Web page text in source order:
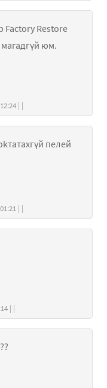
Factory Restore
магадгүй юм.
хэзээ бичсэн: 2017-08-12 12:24 | |
пелей
Зочин хэзээ бичсэн: 2017-08-05 01:21 | |
хэзээ бичсэн: 2015-12-23 16:14 | |